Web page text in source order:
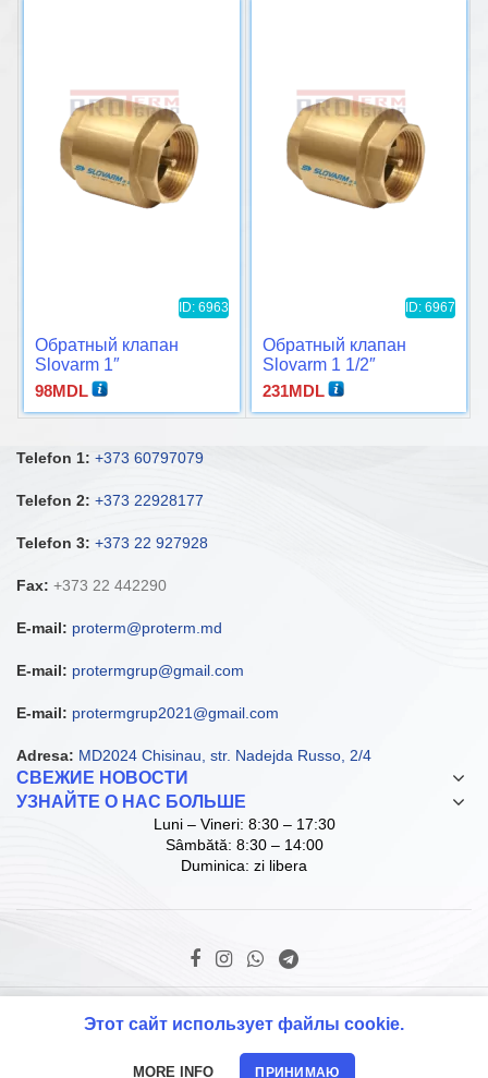
ID: 6963
Обратный клапан
Slovarm 1″
98MDL
ID: 6967
Обратный клапан
Slovarm 1 1/2″
231MDL
Telefon 1: +373 60797079
Telefon 2: +373 22928177
Telefon 3: +373 22 927928
Fax: +373 22 442290
E-mail: proterm@proterm.md
E-mail: protermgrup@gmail.com
E-mail: protermgrup2021@gmail.com
Adresa: MD2024 Chisinau, str. Nadejda Russo, 2/4
СВЕЖИЕ НОВОСТИ
УЗНАЙТЕ О НАС БОЛЬШЕ
Luni – Vineri: 8:30 – 17:30
Sâmbătă: 8:30 – 14:00
Duminica: zi libera
© Copyright ProTerm Grup SRL. 2021 D.I.
Этот сайт использует файлы cookie.
MORE INFO ПРИНИМАЮ